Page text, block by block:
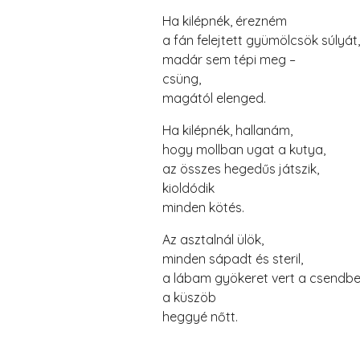
Ha kilépnék, érezném
a fán felejtett gyümölcsök súlyát,
madár sem tépi meg –
csüng,
magától elenged.
Ha kilépnék, hallanám,
hogy mollban ugat a kutya,
az összes hegedűs játszik,
kioldódik
minden kötés.
Az asztalnál ülök,
minden sápadt és steril,
a lábam gyökeret vert a
a küszöb
heggyé nőtt.